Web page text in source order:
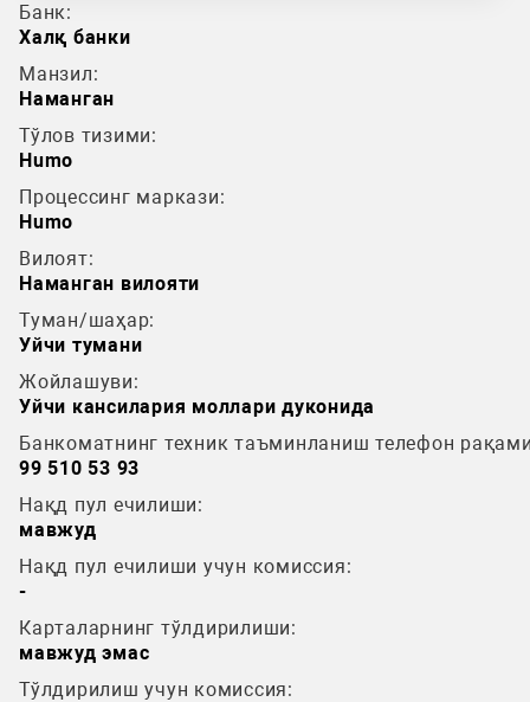
Банк:
Халқ банки
Манзил:
Наманган
Тўлов тизими:
Humo
Процессинг маркази:
Humo
Вилоят:
Наманган вилояти
Туман/шаҳар:
Уйчи тумани
Жойлашуви:
Уйчи кансилария моллари дуконида
Банкоматнинг техник таъминланиш телефон
99 510 53 93
Нақд пул ечилиши:
мавжуд
Нақд пул ечилиши учун комиссия:
-
Карталарнинг тўлдирилиши:
мавжуд эмас
Тўлдирилиш учун комиссия: